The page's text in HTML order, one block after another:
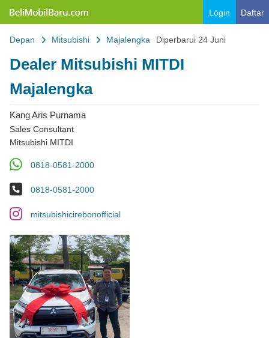
Login Daftar
Depan Mitsubishi Majalengka Diperbarui 24 Juni
Dealer Mitsubishi MITDI
Majalengka
Kang Aris Purnama
Sales Consultant
Mitsubishi MITDI
WA
0818-0581-2000
No Telp
0818-0581-2000
IGmitsubishicirebonofficial